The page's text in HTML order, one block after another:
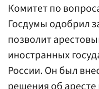
Комитет по
Госдумы одобрил
позволит
иностранных
России. Он был